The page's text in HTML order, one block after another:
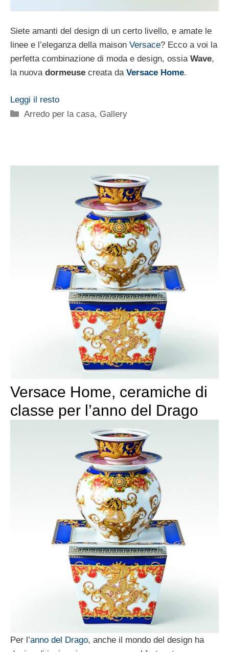
Siete amanti del design di un certo livello, e amate le
linee e l’eleganza della maison Versace? Ecco a voi la
perfetta combinazione di moda e design, ossia Wave,
la nuova dormeuse creata da Versace Home.
Leggi il resto
Categorie
Arredo per la casa, Gallery
Versace Home, ceramiche di
classe per l’anno del Drago
Per l’anno del Drago, anche il mondo del design ha